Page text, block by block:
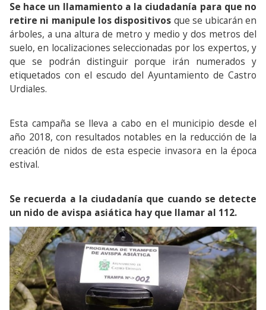
Se hace un llamamiento a la ciudadanía para que no
retire ni manipule los dispositivos que se ubicarán en
árboles, a una altura de metro y medio y dos metros del
suelo, en localizaciones seleccionadas por los expertos, y
que se podrán distinguir porque irán numerados y
etiquetados con el escudo del Ayuntamiento de Castro
Urdiales.
Esta campaña se lleva a cabo en el municipio desde el
año 2018, con resultados notables en la reducción de la
creación de nidos de esta especie invasora en la época
estival.
Se recuerda a la ciudadanía que cuando se detecte
un nido de avispa asiática hay que llamar al 112.